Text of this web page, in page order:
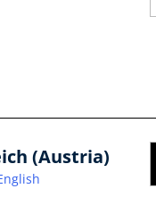
(Austria)